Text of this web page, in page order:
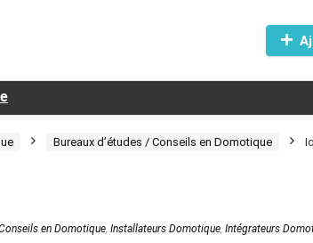
Bureaux d’études / Conseils en Domotique
en Domotique, Installateurs Domotique, Intégrateurs